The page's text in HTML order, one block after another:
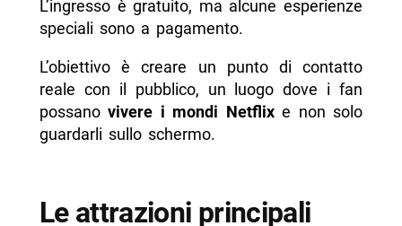
L’ingresso è gratuito, ma alcune esperienze
speciali sono a pagamento.
L’obiettivo è creare un punto di contatto
reale con il pubblico, un luogo dove i fan
possanovivere i mondi Netflixe non solo
guardarli sullo schermo.
Le attrazioni principali